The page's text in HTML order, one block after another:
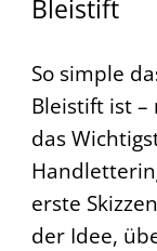
Bleistift
So simple
Bleistift ist –
das
erste
der Idee,